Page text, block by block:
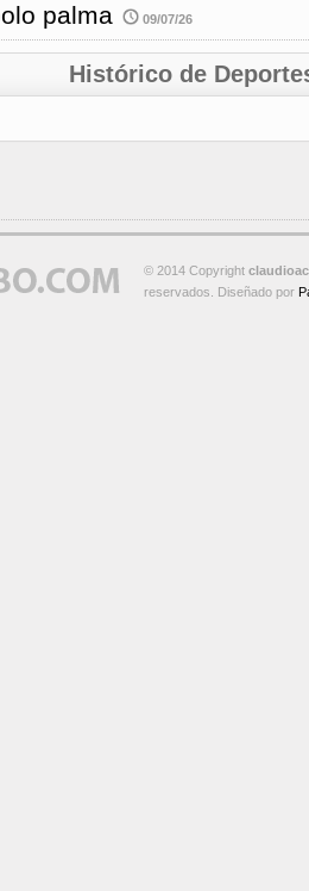
palma
09/07/26
Histórico de
© 2014 Copyright
reservados. Diseñado por